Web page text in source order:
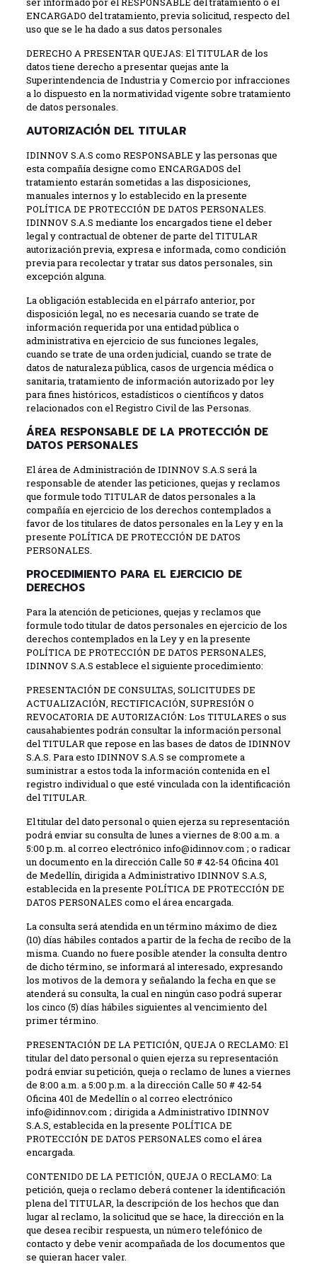
ENCARGADO del tratamiento, previa solicitud, respecto del
uso que se le ha dado a sus datos personales
DERECHO A PRESENTAR QUEJAS: El TITULAR de los
datos tiene derecho a presentar quejas ante la
Superintendencia de Industria y Comercio por infracciones
a lo dispuesto en la normatividad vigente sobre tratamiento
de datos personales.
AUTORIZACIÓN DEL TITULAR
IDINNOV S.A.S como RESPONSABLE y las personas que
esta compañía designe como ENCARGADOS del
tratamiento estarán sometidas a las disposiciones,
manuales internos y lo establecido en la presente
POLÍTICA DE PROTECCIÓN DE DATOS PERSONALES.
IDINNOV S.A.S mediante los encargados tiene el deber
legal y contractual de obtener de parte del TITULAR
autorización previa, expresa e informada, como condición
previa para recolectar y tratar sus datos personales, sin
excepción alguna.
La obligación establecida en el párrafo anterior, por
disposición legal, no es necesaria cuando se trate de
información requerida por una entidad pública o
administrativa en ejercicio de sus funciones legales,
cuando se trate de una orden judicial, cuando se trate de
datos de naturaleza pública, casos de urgencia médica o
sanitaria, tratamiento de información autorizado por ley
para fines históricos, estadísticos o científicos y datos
relacionados con el Registro Civil de las Personas.
ÁREA RESPONSABLE DE LA PROTECCIÓN DE
DATOS PERSONALES
El área de Administración de IDINNOV S.A.S será la
responsable de atender las peticiones, quejas y reclamos
que formule todo TITULAR de datos personales a la
compañía en ejercicio de los derechos contemplados a
favor de los titulares de datos personales en la Ley y en la
presente POLÍTICA DE PROTECCIÓN DE DATOS
PERSONALES.
PROCEDIMIENTO PARA EL EJERCICIO DE
DERECHOS
Para la atención de peticiones, quejas y reclamos que
formule todo titular de datos personales en ejercicio de los
derechos contemplados en la Ley y en la presente
POLÍTICA DE PROTECCIÓN DE DATOS PERSONALES,
IDINNOV S.A.S establece el siguiente procedimiento:
PRESENTACIÓN DE CONSULTAS, SOLICITUDES DE
ACTUALIZACIÓN, RECTIFICACIÓN, SUPRESIÓN O
REVOCATORIA DE AUTORIZACIÓN: Los TITULARES o sus
causahabientes podrán consultar la información personal
del TITULAR que repose en las bases de datos de IDINNOV
S.A.S. Para esto IDINNOV S.A.S se compromete a
suministrar a estos toda la información contenida en el
registro individual o que esté vinculada con la identificación
del TITULAR.
​El titular del dato personal o quien ejerza su representación
podrá enviar su consulta de lunes a viernes de 8:00 a.m. a
5:00 p.m. al correo electrónico info@idinnov.com ; o radicar
un documento en la dirección Calle 50 # 42-54 Oficina 401
de Medellín, dirigida a Administrativo IDINNOV S.A.S,
establecida en la presente POLÍTICA DE PROTECCIÓN DE
DATOS PERSONALES como el área encargada.
La consulta será atendida en un término máximo de diez
(10) días hábiles contados a partir de la fecha de recibo de la
misma. Cuando no fuere posible atender la consulta dentro
de dicho término, se informará al interesado, expresando
los motivos de la demora y señalando la fecha en que se
atenderá su consulta, la cual en ningún caso podrá superar
los cinco (5) días hábiles siguientes al vencimiento del
primer término.
PRESENTACIÓN DE LA PETICIÓN, QUEJA O RECLAMO: El
titular del dato personal o quien ejerza su representación
podrá enviar su petición, queja o reclamo de lunes a viernes
de 8:00 a.m. a 5:00 p.m. a la dirección Calle 50 # 42-54
Oficina 401 de Medellín o al correo electrónico
info@idinnov.com ; dirigida a Administrativo IDINNOV
S.A.S, establecida en la presente POLÍTICA DE
PROTECCIÓN DE DATOS PERSONALES como el área
encargada.
CONTENIDO DE LA PETICIÓN, QUEJA O RECLAMO: La
petición, queja o reclamo deberá contener la identificación
plena del TITULAR, la descripción de los hechos que dan
lugar al reclamo, la solicitud que se hace, la dirección en la
que desea recibir respuesta, un número telefónico de
contacto y debe venir acompañada de los documentos que
se quieran hacer valer.